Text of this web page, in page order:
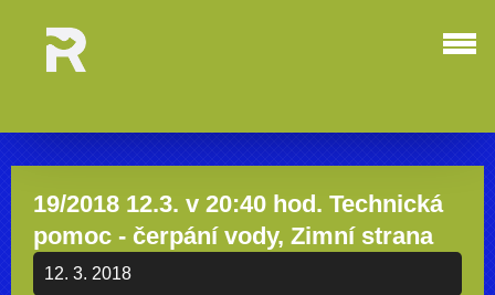
19/2018 12.3. v 20:40 hod. Technická
pomoc - čerpání vody, Zimní strana
12. 3. 2018